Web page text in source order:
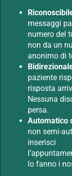
messaggi
numero del
non da un
anonimo di
paziente
risposta
Nessuna
persa.
Automatico
non semi-
inserisci
lo fanno i